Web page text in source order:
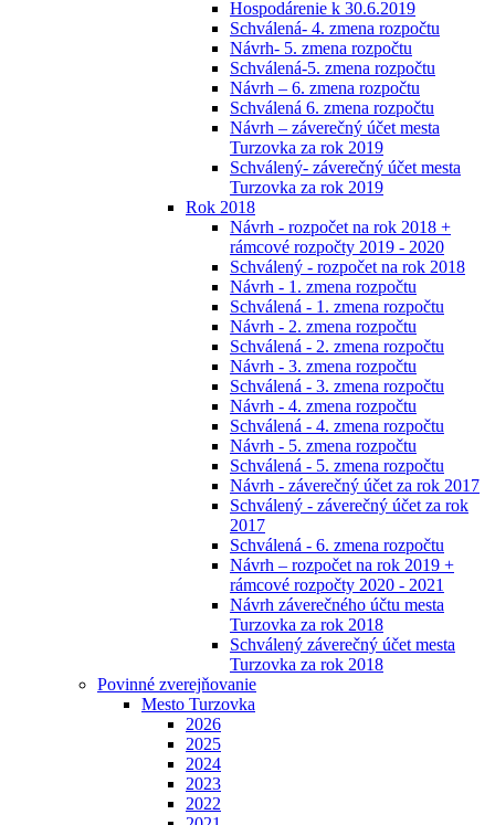
Hospodárenie k 30.6.2019
Schválená- 4. zmena rozpočtu
Návrh- 5. zmena rozpočtu
Schválená-5. zmena rozpočtu
Návrh – 6. zmena rozpočtu
Schválená 6. zmena rozpočtu
Návrh – záverečný účet mesta
Turzovka za rok 2019
Schválený- záverečný účet mesta
Turzovka za rok 2019
Rok 2018
Návrh - rozpočet na rok 2018 +
rámcové rozpočty 2019 - 2020
Schválený - rozpočet na rok 2018
Návrh - 1. zmena rozpočtu
Schválená - 1. zmena rozpočtu
Návrh - 2. zmena rozpočtu
Schválená - 2. zmena rozpočtu
Návrh - 3. zmena rozpočtu
Schválená - 3. zmena rozpočtu
Návrh - 4. zmena rozpočtu
Schválená - 4. zmena rozpočtu
Návrh - 5. zmena rozpočtu
Schválená - 5. zmena rozpočtu
Návrh - záverečný účet za rok 2017
Schválený - záverečný účet za rok
2017
Schválená - 6. zmena rozpočtu
Návrh – rozpočet na rok 2019 +
rámcové rozpočty 2020 - 2021
Návrh záverečného účtu mesta
Turzovka za rok 2018
Schválený záverečný účet mesta
Turzovka za rok 2018
Povinné zverejňovanie
Mesto Turzovka
2026
2025
2024
2023
2022